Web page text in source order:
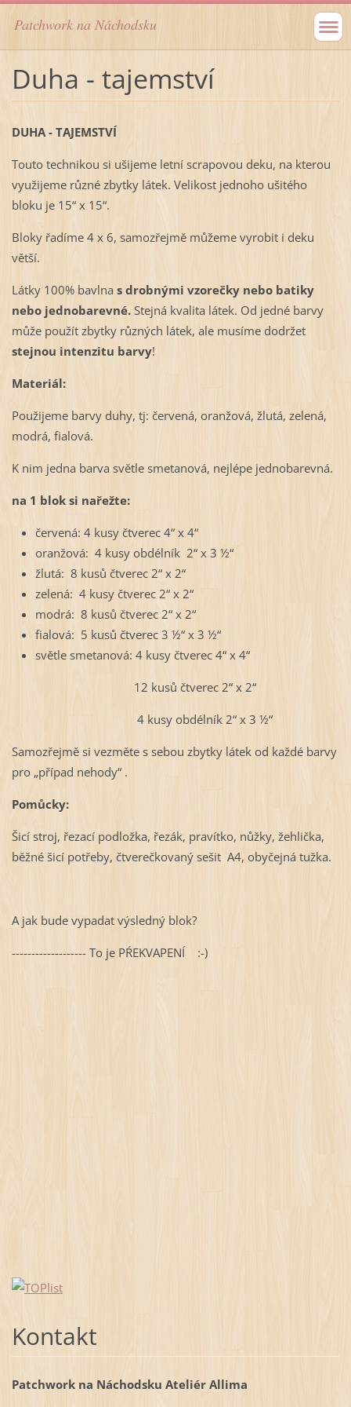
Patchwork na Náchodsku
Duha - tajemství
DUHA - TAJEMSTVÍ
Touto technikou si ušijeme letní scrapovou deku, na kterou
využijeme různé zbytky látek. Velikost jednoho ušitého
bloku je 15“ x 15“.
Bloky řadíme 4 x 6, samozřejmě můžeme vyrobit i deku
větší.
Látky 100% bavlna s drobnými vzorečky nebo batiky
nebo jednobarevné.Stejná kvalita látek. Od jedné barvy
může použít zbytky různých látek, ale musíme dodržet
stejnou intenzitu barvy!
Materiál:
Použijeme barvy duhy, tj: červená, oranžová, žlutá, zelená,
modrá, fialová.
K nim jedna barva světle smetanová, nejlépe jednobarevná.
na 1 blok si nařežte:
červená: 4 kusy čtverec 4“ x 4“
oranžová: 4 kusy obdélník 2“ x 3 ½“
žlutá: 8 kusů čtverec 2“ x 2“
zelená: 4 kusy čtverec 2“ x 2“
modrá: 8 kusů čtverec 2“ x 2“
fialová: 5 kusů čtverec 3 ½“ x 3 ½“
světle smetanová: 4 kusy čtverec 4“ x 4“
12 kusů čtverec 2“ x 2“
4 kusy obdélník 2“ x 3 ½“
Samozřejmě si vezměte s sebou zbytky látek od každé barvy
pro „případ nehody“ .
Pomůcky:
Šicí stroj, řezací podložka, řezák, pravítko, nůžky, žehlička,
běžné šicí potřeby, čtverečkovaný sešit A4, obyčejná tužka.
A jak bude vypadat výsledný blok?
------------------- To je PŔEKVAPENÍ :-)
Kontakt
Patchwork na Náchodsku Ateliér Allima